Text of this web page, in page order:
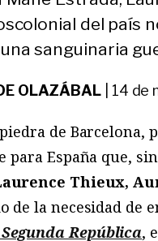
del país
sanguinaria
OLAZÁBAL 14 de
de Barcelona,
para España que,
Thieux,
de la necesidad
República,